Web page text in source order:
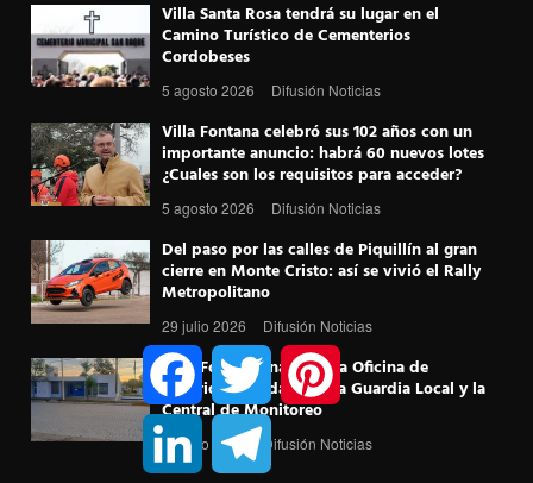
c
e
b
o
o
k
i
t
t
e
r
n
e
r
e
s
t
n
d
I
n
l
g
r
a
m
Villa Santa Rosa tendrá su lugar en el
Camino Turístico de Cementerios
Cordobeses
5 agosto 2026 Difusión Noticias
Villa Fontana celebró sus 102 años con un
importante anuncio: habrá 60 nuevos lotes
¿Cuales son los requisitos para acceder?
5 agosto 2026 Difusión Noticias
Del paso por las calles de Piquillín al gran
cierre en Monte Cristo: así se vivió el Rally
Metropolitano
29 julio 2026 Difusión Noticias
Villa Fontana inaugura la Oficina de
Seguridad Ciudadana, la Guardia Local y la
Central de Monitoreo
27 julio 2026 Difusión Noticias
a
c
e
b
o
o
T
w
i
t
e
i
n
r
L
i
n
T
e